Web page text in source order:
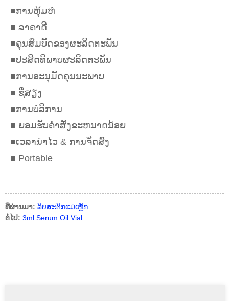
■ການຫຸ້ມຫໍ່
■ ລາຄາດີ
■ຄຸນສົມບັດຂອງຜະລິດຕະພັນ
■ປະສິດທິພາບຜະລິດຕະພັນ
■ການອະນຸມັດຄຸນນະພາບ
■ ຊື່ສຽງ
■ການບໍລິການ
■ ຍອມຮັບຄໍາສັ່ງຂະຫນາດນ້ອຍ
■ເວລານໍາໄວ & ການຈັດສົ່ງ
■ Portable
ທີ່ຜ່ານມາ: ລິບສະຕິກແມ່ເຫຼັກ
ຕໍ່ໄປ: 3ml Serum Oil Vial